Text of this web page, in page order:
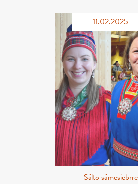
11.02.2025
Sálto sámesiebrre